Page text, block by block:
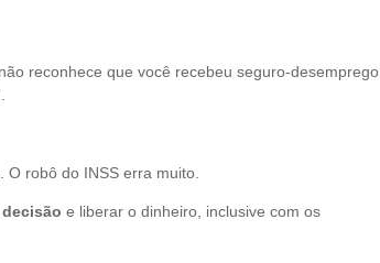
reconhece que você recebeu seguro-desemprego
robô do INSS erra muito.
e liberar o dinheiro, inclusive com os